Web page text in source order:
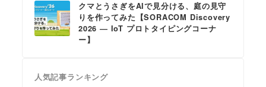
クマとうさぎをAIで見分ける、庭の見守
りを作ってみた【SORACOM Discovery
2026 ― IoT プロトタイピングコーナ
ー】
人気記事ランキング